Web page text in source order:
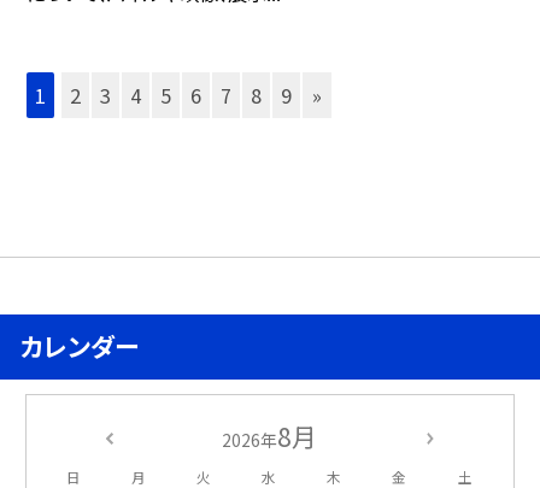
1 2 3 4 5 6 7 8 9 »
カレンダー
2026年8月
日 月 火 水 木 金 土